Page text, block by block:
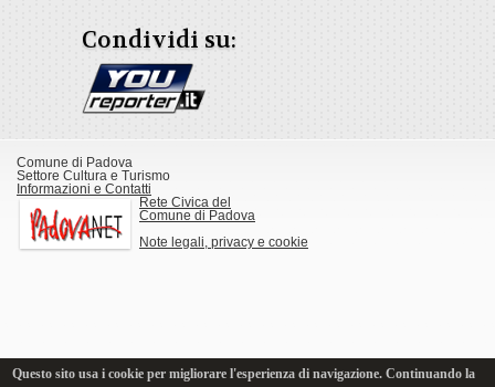
Condividi su:
Comune di Padova
Settore Cultura e Turismo
Informazioni e Contatti
Rete Civica del
Comune di Padova
Note legali, privacy e cookie
Questo sito usa i cookie per migliorare l'esperienza di navigazione. Continuando la